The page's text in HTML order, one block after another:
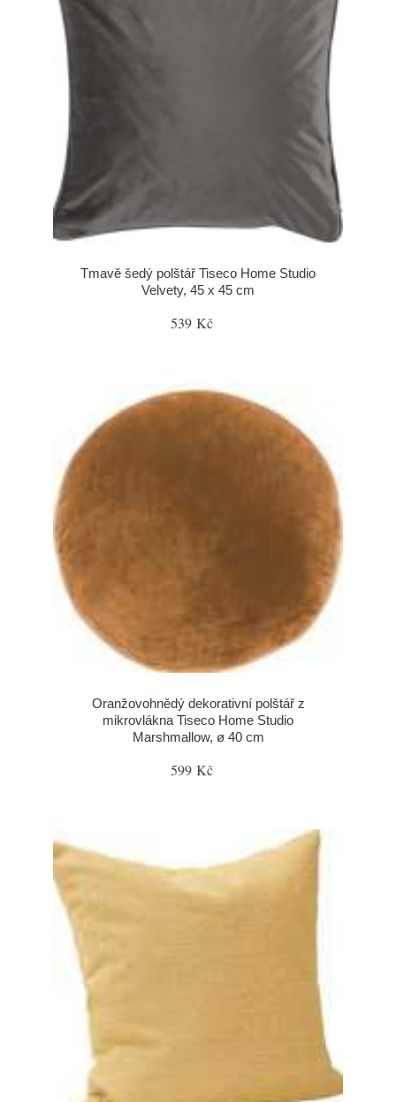
Tmavě šedý polštář Tiseco Home Studio
Velvety, 45 x 45 cm
539 Kč
Oranžovohnědý dekorativní polštář z
mikrovlákna Tiseco Home Studio
Marshmallow, ø 40 cm
599 Kč